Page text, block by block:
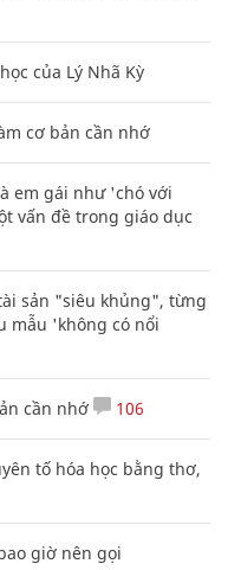
của Lý Nhã Kỳ
cơ bản cần nhớ
em gái như 'chó với
vấn đề trong giáo dục
sản "siêu khủng", từng
mẫu 'không có nổi
cần nhớ 106
tố hóa học bằng thơ,
giờ nên gọi